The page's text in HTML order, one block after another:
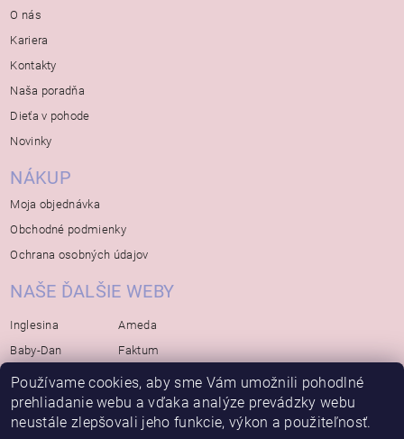
O nás
Kariera
Kontakty
Naša poradňa
Dieťa v pohode
Novinky
NÁKUP
Moja objednávka
Obchodné podmienky
Ochrana osobných údajov
NAŠE ĎALŠIE WEBY
Inglesina
Baby-Dan
Rialto
Bébé-Jou
Avova
Ameda
Faktum
Koelstra
Bambino-Mio
Používame cookies, aby sme Vám umožnili pohodlné
prehliadanie webu a vďaka analýze prevádzky webu
neustále zlepšovali jeho funkcie, výkon a použiteľnosť.